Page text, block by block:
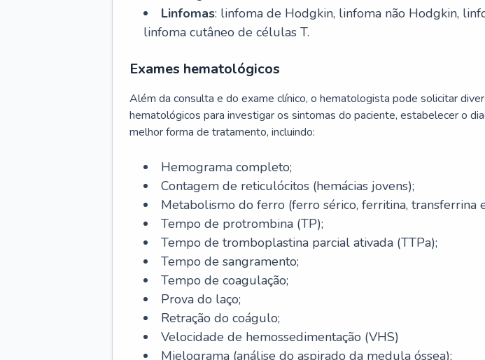
Linfomas: linfoma de Hodgkin, linfoma não Hodgkin,
linfoma cutâneo de células T.
Exames hematológicos
Além da consulta e do exame clínico, o hematologista pode solicitar
hematológicos para investigar os sintomas do paciente, estabelecer o
melhor forma de tratamento, incluindo:
Hemograma completo;
Contagem de reticulócitos (hemácias jovens);
Metabolismo do ferro (ferro sérico, ferritina, transferrina
Tempo de protrombina (TP);
Tempo de tromboplastina parcial ativada (TTPa);
Tempo de sangramento;
Tempo de coagulação;
Prova do laço;
Retração do coágulo;
Velocidade de hemossedimentação (VHS)
Mielograma (análise do aspirado da medula óssea);